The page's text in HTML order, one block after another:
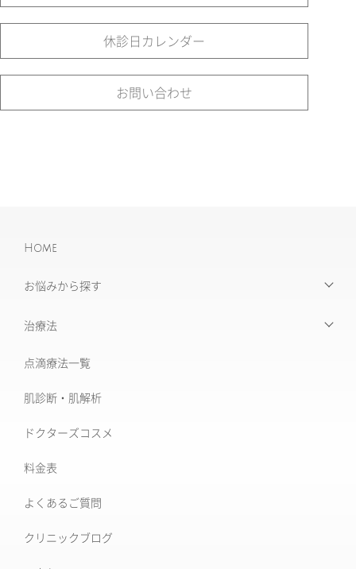
休診日カレンダー
お問い合わせ
Home
お悩みから探す
【お悩みから探す】INDEX
たるみ治療
美肌治療・肌育
シミ取り治療
治療法
治療機器・設備一覧
フォトナ6D/4D
ソフウェーブ
XERF (ザーフ)
ワンダーフェイスプロ
ルビーフラクショナル
点滴療法一覧
肌診断・肌解析
ドクターズコスメ
料金表
よくあるご質問
クリニックブログ